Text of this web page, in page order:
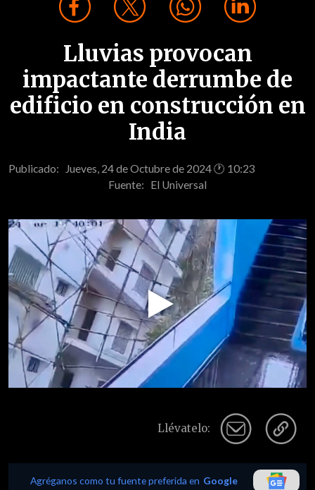
Lluvias provocan
impactante derrumbe de
edificio en construcción en
India
Publicado: Jueves, 24 de Octubre de 2024 🕐 10:23
Fuente: El Universal
Play
Video
Llévatelo:
Agréganos como tu fuente preferida en Google